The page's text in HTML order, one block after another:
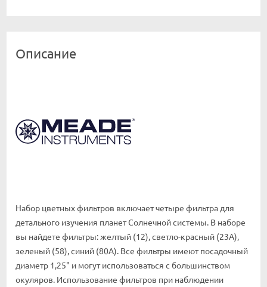
Описание
Набор цветных фильтров включает четыре фильтра для
детального изучения планет Солнечной системы. В наборе
вы найдете фильтры: желтый (12), светло-красный (23А),
зеленый (58), синий (80A). Все фильтры имеют посадочный
диаметр 1,25" и могут использоваться с большинством
окуляров. Использование фильтров при наблюдении